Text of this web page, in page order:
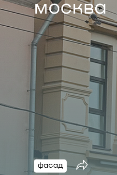
москва
фасад